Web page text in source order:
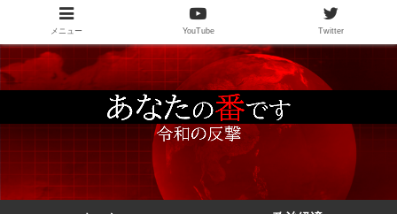
メニュー YouTube Twitter